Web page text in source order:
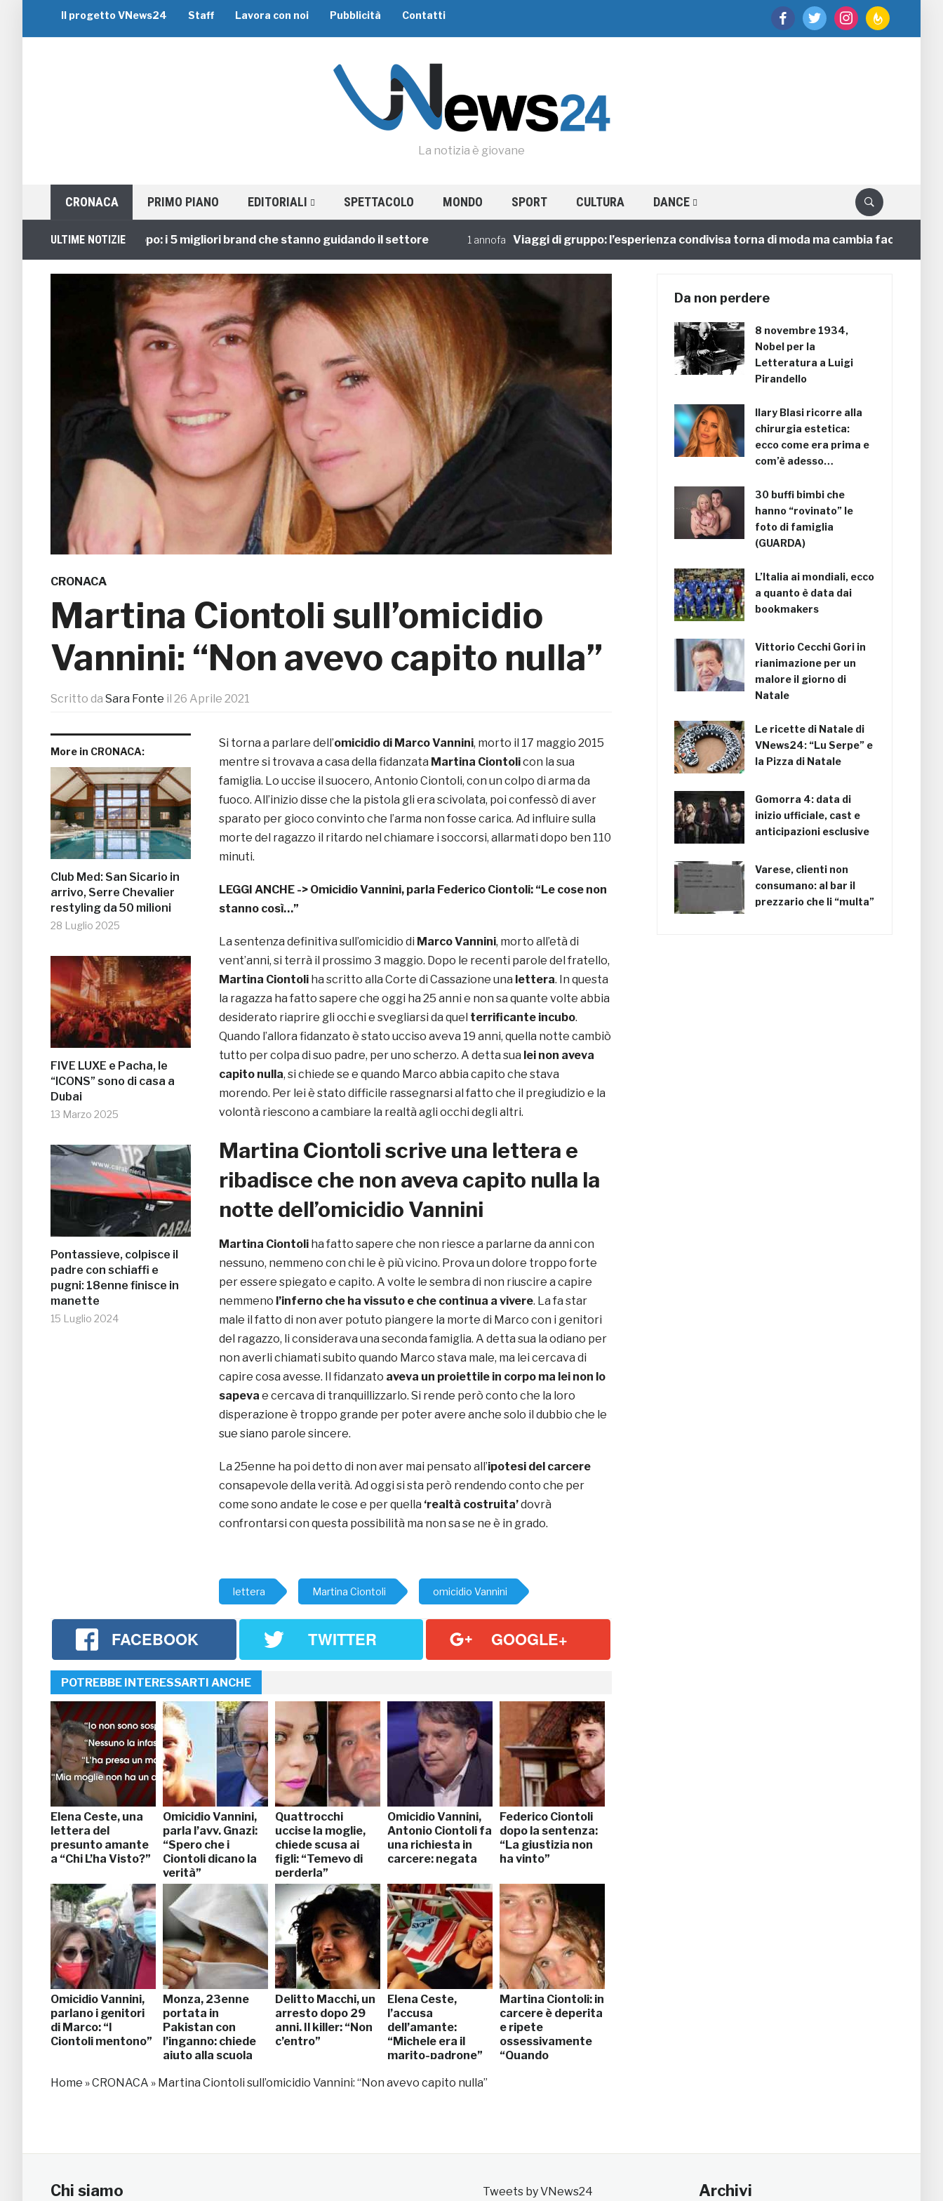
facebooktwitter instagramfeedburner
Il progetto VNews24 Staff Lavora con noi Pubblicità Contatti
La notizia è giovane
CRONACA PRIMO PIANO EDITORIALI SPETTACOLO MONDO SPORT CULTURA DANCE
ULTIME NOTIZIE
Viaggi di Gruppo: i 5 migliori brand che stanno guidando il settore 1 annofa Viaggi di gruppo: l’esperienza condivisa torna di moda ma cambia faccia
CRONACA
Martina Ciontoli sull’omicidio
Vannini: “Non avevo capito nulla”
Scritto da Sara Fonte il 26 Aprile 2021
More in CRONACA:
Club Med: San Sicario in
arrivo, Serre Chevalier
restyling da 50 milioni
28 Luglio 2025
FIVE LUXE e Pacha, le
“ICONS” sono di casa a
Dubai
13 Marzo 2025
Pontassieve, colpisce il
padre con schiaffi e
pugni: 18enne finisce in
manette
15 Luglio 2024
Si torna a parlare dell’omicidio di Marco Vannini, morto il 17 maggio 2015
mentre si trovava a casa della fidanzata Martina Ciontolicon la sua
famiglia. Lo uccise il suocero, Antonio Ciontoli, con un colpo di arma da
fuoco. All’inizio disse che la pistola gli era scivolata, poi confessò di aver
sparato per gioco convinto che l’arma non fosse carica. Ad influire sulla
morte del ragazzo il ritardo nel chiamare i soccorsi, allarmati dopo ben 110
minuti.
LEGGI ANCHE -> Omicidio Vannini, parla Federico Ciontoli: “Le cose non
stanno così…”
La sentenza definitiva sull’omicidio di Marco Vannini, morto all’età di
vent’anni, si terrà il prossimo 3 maggio. Dopo le recenti parole del fratello,
Martina Ciontoli ha scritto alla Corte di Cassazione una lettera. In questa
la ragazza ha fatto sapere che oggi ha 25 anni e non sa quante volte abbia
desiderato riaprire gli occhi e svegliarsi da quel terrificante incubo.
Quando l’allora fidanzato è stato ucciso aveva 19 anni, quella notte cambiò
tutto per colpa di suo padre, per uno scherzo. A detta sua lei non aveva
capito nulla, si chiede se e quando Marco abbia capito che stava
morendo. Per lei è stato difficile rassegnarsi al fatto che il pregiudizio e la
volontà riescono a cambiare la realtà agli occhi degli altri.
Martina Ciontoli scrive una lettera e
ribadisce che non aveva capito nulla la
notte dell’omicidio Vannini
Martina Ciontoli ha fatto sapere che non riesce a parlarne da anni con
nessuno, nemmeno con chi le è più vicino. Prova un dolore troppo forte
per essere spiegato e capito. A volte le sembra di non riuscire a capire
nemmeno l’inferno che ha vissuto e che continua a vivere. La fa star
male il fatto di non aver potuto piangere la morte di Marco con i genitori
del ragazzo, li considerava una seconda famiglia. A detta sua la odiano per
non averli chiamati subito quando Marco stava male, ma lei cercava di
capire cosa avesse. Il fidanzato aveva un proiettile in corpo ma lei non lo
sapeva e cercava di tranquillizzarlo. Si rende però conto che la loro
disperazione è troppo grande per poter avere anche solo il dubbio che le
sue siano parole sincere.
La 25enne ha poi detto di non aver mai pensato all’ipotesi del carcere
consapevole della verità. Ad oggi si sta però rendendo conto che per
come sono andate le cose e per quella ‘realtà costruita’dovrà
confrontarsi con questa possibilità ma non sa se ne è in grado.
lettera Martina Ciontoli omicidio Vannini
FACEBOOK TWITTER GOOGLE+
POTREBBE INTERESSARTI ANCHE
Elena Ceste, una
lettera del
presunto amante
a “Chi L’ha Visto?”
Omicidio Vannini,
parla l’avv. Gnazi:
“Spero che i
Ciontoli dicano la
verità”
Quattrocchi
uccise la moglie,
chiede scusa ai
figli: “Temevo di
perderla”
Omicidio Vannini,
Antonio Ciontoli fa
una richiesta in
carcere: negata
Federico Ciontoli
dopo la sentenza:
“La giustizia non
ha vinto”
Omicidio Vannini,
parlano i genitori
di Marco: “I
Ciontoli mentono”
Monza, 23enne
portata in
Pakistan con
l’inganno: chiede
aiuto alla scuola
Delitto Macchi, un
arresto dopo 29
anni. Il killer: “Non
c’entro”
Elena Ceste,
l’accusa
dell’amante:
“Michele era il
marito-padrone”
Martina Ciontoli: in
carcere è deperita
e ripete
ossessivamente
“Quando
Home »CRONACA » Martina Ciontoli sull’omicidio Vannini: “Non avevo capito nulla”
Da non perdere
8 novembre 1934,
Nobel per la
Letteratura a Luigi
Pirandello
Ilary Blasi ricorre alla
chirurgia estetica:
ecco come era prima e
com’è adesso…
30 buffi bimbi che
hanno “rovinato” le
foto di famiglia
(GUARDA)
L’Italia ai mondiali, ecco
a quanto è data dai
bookmakers
Vittorio Cecchi Gori in
rianimazione per un
malore il giorno di
Natale
Le ricette di Natale di
VNews24: “Lu Serpe” e
la Pizza di Natale
Gomorra 4: data di
inizio ufficiale, cast e
anticipazioni esclusive
Varese, clienti non
consumano: al bar il
prezzario che li “multa”
Chi siamo Tweets by VNews24 Archivi